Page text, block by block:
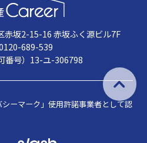
坂2-15-16 赤坂ふく源ビル7F
689-539
番号）13-ユ-306798
ーマーク」使用許諾事業者として認